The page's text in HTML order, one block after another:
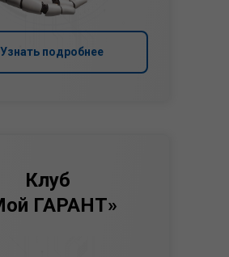
Клуб
ГАРАНТ»
Узнать подробнее